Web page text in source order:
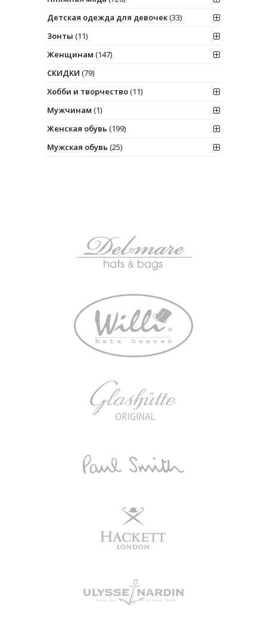
Детская одежда для девочек(33)
Зонты (11)
Женщинам (147)
СКИДКИ (79)
Хобби и творчество(11)
Мужчинам (1)
Женская обувь (199)
Мужская обувь (25)